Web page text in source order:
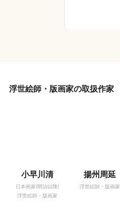
浮世絵師・版画家の取扱作家
小早川清
日本画家(明治以降)
浮世絵師・版画家
揚州周延
浮世絵師・版画家